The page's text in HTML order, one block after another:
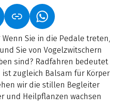
IN NEUEM TAB)
ÖFFNET IN NEUEM TAB)
(LINK ÖFFNET IN
Wenn Sie in die Pedale treten,
Sie von Vogelzwitschern
sind? Radfahren bedeutet
zugleich Balsam für Körper
wir die stillen Begleiter
und Heilpflanzen wachsen